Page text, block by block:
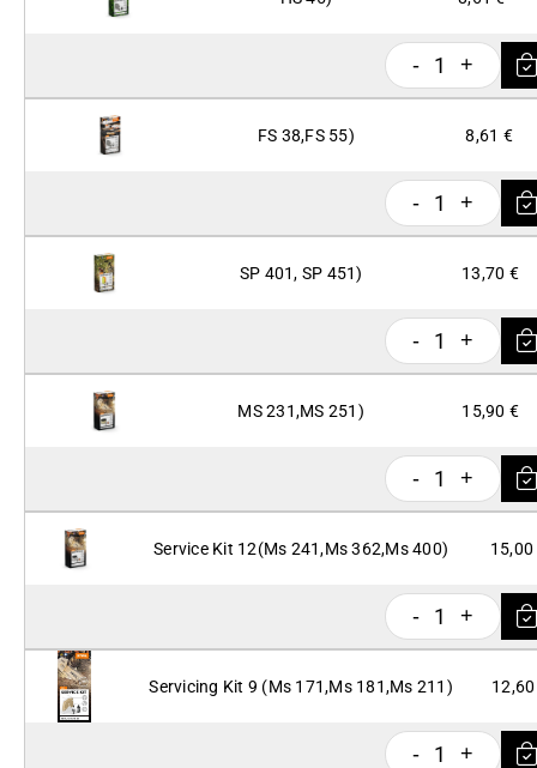
- 1 +
FS 38,FS 55) 8,61 €
- 1 +
SP 401, SP 451) 13,70 €
- 1 +
MS 231,MS 251) 15,90 €
- 1 +
Service Kit 12(Ms 241,Ms 362,Ms 400) 15,00
- 1 +
Servicing Kit 9 (Ms 171,Ms 181,Ms 211)
- 1 +